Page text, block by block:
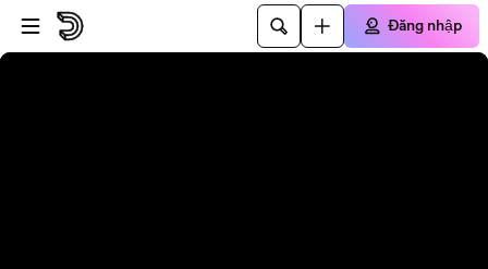
Đi đến trình phát
Đi đến nội dung chính
Đăng nhập